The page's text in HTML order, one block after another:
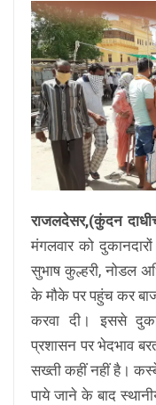
राजलदेसर,(कुंदन
मंगलवार को
सुभाष कुल्हरी, नोडल
के मौके पर पहुंच कर
करवा दी। इससे
प्रशासन पर भेदभाव
सख्ती कहीं नहीं है।
पाये जाने के बाद